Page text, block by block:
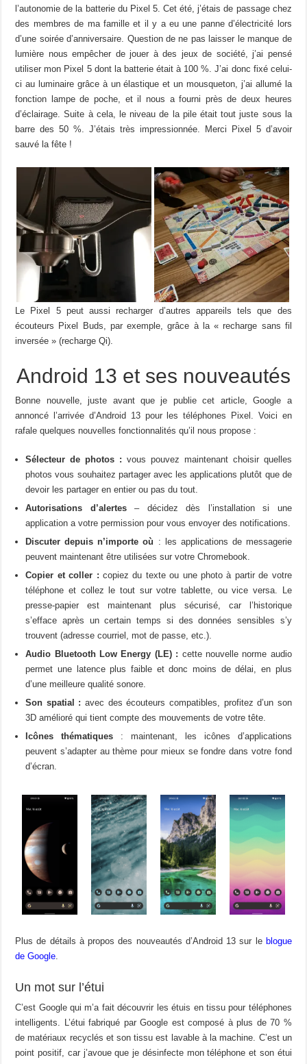
l’autonomie de la batterie du Pixel 5. Cet été, j’étais de passage chez
des membres de ma famille et il y a eu une panne d’électricité lors
d’une soirée d’anniversaire. Question de ne pas laisser le manque de
lumière nous empêcher de jouer à des jeux de société, j’ai pensé
utiliser mon Pixel 5 dont la batterie était à 100 %. J’ai donc fixé celui-
ci au luminaire grâce à un élastique et un mousqueton, j’ai allumé la
fonction lampe de poche, et il nous a fourni près de deux heures
d’éclairage. Suite à cela, le niveau de la pile était tout juste sous la
barre des 50 %. J’étais très impressionnée. Merci Pixel 5 d’avoir
sauvé la fête !
Le Pixel 5 peut aussi recharger d’autres appareils tels que des
écouteurs Pixel Buds, par exemple, grâce à la « recharge sans fil
inversée » (recharge Qi).
Android 13 et ses nouveautés
Bonne nouvelle, juste avant que je publie cet article, Google a
annoncé l’arrivée d’Android 13 pour les téléphones Pixel. Voici en
rafale quelques nouvelles fonctionnalités qu’il nous propose :
Sélecteur de photos : vous pouvez maintenant choisir quelles
photos vous souhaitez partager avec les applications plutôt que de
devoir les partager en entier ou pas du tout.
Autorisations d’alertes– décidez dès l’installation si une
application a votre permission pour vous envoyer des notifications.
Discuter depuis n’importe où : les applications de messagerie
peuvent maintenant être utilisées sur votre Chromebook.
Copier et coller : copiez du texte ou une photo à partir de votre
téléphone et collez le tout sur votre tablette, ou vice versa. Le
presse-papier est maintenant plus sécurisé, car l’historique
s’efface après un certain temps si des données sensibles s’y
trouvent (adresse courriel, mot de passe, etc.).
Audio Bluetooth Low Energy (LE) : cette nouvelle norme audio
permet une latence plus faible et donc moins de délai, en plus
d’une meilleure qualité sonore.
Son spatial : avec des écouteurs compatibles, profitez d’un son
3D amélioré qui tient compte des mouvements de votre tête.
Icônes thématiques : maintenant, les icônes d’applications
peuvent s’adapter au thème pour mieux se fondre dans votre fond
d’écran.
Plus de détails à propos des nouveautés d’Android 13 sur le blogue
de Google.
Un mot sur l’étui
C’est Google qui m’a fait découvrir les étuis en tissu pour téléphones
intelligents. L’étui fabriqué par Google est composé à plus de 70 %
de matériaux recyclés et son tissu est lavable à la machine. C’est un
point positif, car j’avoue que je désinfecte mon téléphone et son étui